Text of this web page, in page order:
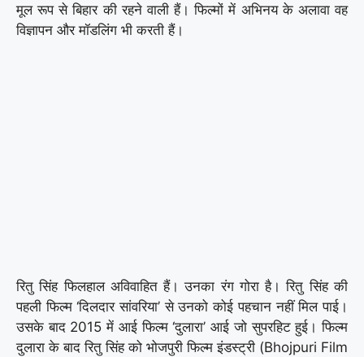
मूल रूप से बिहार की रहने वाली हैं। फिल्मों में अभिनय के अलावा वह
विज्ञापन और मॉडलिंग भी करती हैं।
रितु सिंह फिलहाल अविवाहित हैं। उनका रंग गोरा है। रितु सिंह की
पहली फिल्म ‘दिलदार सांवरिया’ से उनको कोई पहचान नहीं मिल पाई।
उसके बाद 2015 में आई फिल्म ‘दुलारा’ आई जो सुपरहिट हुई। फिल्म
दुलारा के बाद रितु सिंह को भोजपुरी फिल्म इंडस्ट्री (Bhojpuri Film